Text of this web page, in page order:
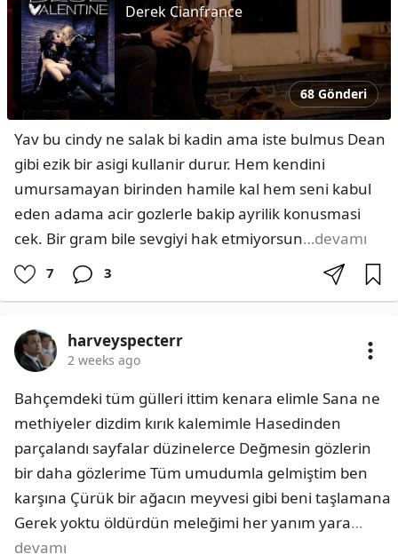
Derek Cianfrance
68 Gönderi
Yav bu cindy ne salak bi kadin ama iste bulmus Dean
gibi ezik bir asigi kullanir durur. Hem kendini
umursamayan birinden hamile kal hem seni kabul
eden adama acir gozlerle bakip ayrilik konusmasi
cek. Bir gram bile sevgiyi hak etmiyorsun…devamı
7 3
harveyspecterr
2 weeks ago
Bahçemdeki tüm gülleri ittim kenara elimle Sana ne
methiyeler dizdim kırık kalemimle Hasedinden
parçalandı sayfalar düzinelerce Değmesin gözlerin
bir daha gözlerime Tüm umudumla gelmiştim ben
karşına Çürük bir ağacın meyvesi gibi beni taşlamana
Gerek yoktu öldürdün meleğimi her yanım yara…
devamı